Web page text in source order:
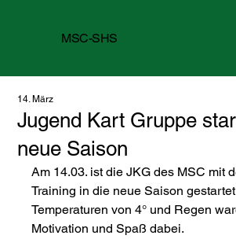
MSC-SHS
Jugend Kart Gruppe
neue Saison
14. März
Am 14.03. ist die JKG des MSC mit
Training in die neue Saison
Temperaturen von 4° und Regen
Motivation und Spaß dabei.